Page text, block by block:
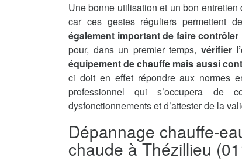
Une bonne utilisation et un bon
car ces gestes réguliers permettent
également important de faire
pour, dans un premier temps, vérifier
équipement de chauffe mais aussi
ci doit en effet répondre aux normes
professionnel qui s’occupera de
dysfonctionnements et d’attester de la
Dépannage chauffe-
chaude à Thézillieu